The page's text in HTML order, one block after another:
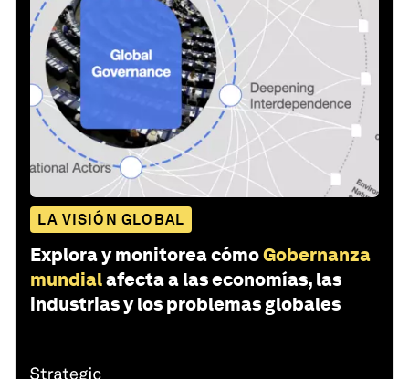
LA VISIÓN GLOBAL
Explora y monitorea cómoGobernanza
mundialafecta a las economías, las
industrias y los problemas globales